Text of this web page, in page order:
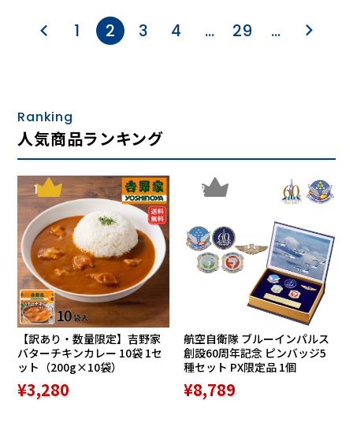
1 2 3 4 … 29 …
Ranking
人気商品ランキング
1
【訳あり・数量限定】吉野家
バターチキンカレー 10袋 1セ
ット（200g×10袋）
¥3,280
2
航空自衛隊 ブルーインパルス
創設60周年記念 ピンバッジ5
種セット PX限定品 1個
¥8,789